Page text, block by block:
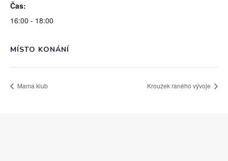
Čas:
16:00 - 18:00
MÍSTO KONÁNÍ
Mama klub Kroužek raného vývoje